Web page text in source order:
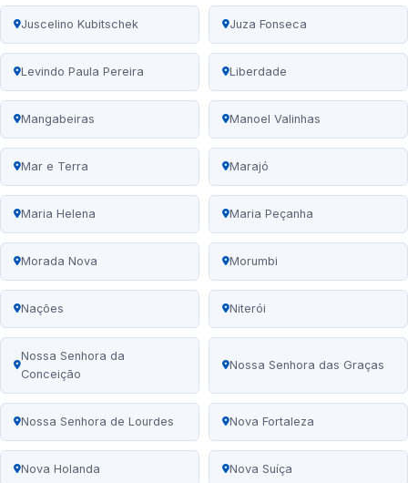
Juscelino Kubitschek Juza Fonseca
Levindo Paula Pereira Liberdade
Mangabeiras Manoel Valinhas
Mar e Terra Marajó
Maria Helena Maria Peçanha
Morada Nova Morumbi
Nações Niterói
Nossa Senhora da
Conceição
Nossa Senhora das Graças
Nossa Senhora de Lourdes Nova Fortaleza
Nova Holanda Nova Suíça